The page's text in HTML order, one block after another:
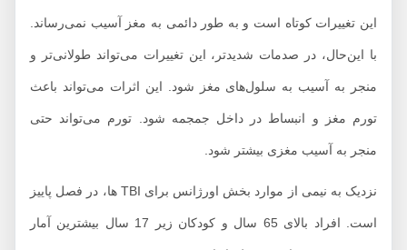
این تغییرات کوتاه است و به طور دائمی به مغز آسیب نمی‌رساند.
با این‌حال، در صدمات شدیدتر، این تغییرات می‌تواند طولانی‌تر و
منجر به آسیب به سلول‌های مغز شود. این اثرات می‌تواند باعث
تورم مغز و انبساط در داخل جمجمه شود. تورم می‌تواند حتی
منجر به آسیب مغزی بیشتر شود.
نزدیک به نیمی از موارد بخش اورژانس برای TBI ها، در فصل پاییز
است. افراد بالای 65 سال و کودکان زیر 17 سال بیشترین آمار